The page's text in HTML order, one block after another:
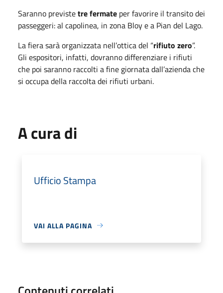
Saranno previstetre fermate per favorire il transito dei
passeggeri: al capolinea, in zona Bloy e a Pian del Lago.
La fiera sarà organizzata nell’ottica del “rifiuto zero”.
Gli espositori, infatti, dovranno differenziare i rifiuti
che poi saranno raccolti a fine giornata dall’azienda che
si occupa della raccolta dei rifiuti urbani.
A cura di
Ufficio Stampa
VAI ALLA PAGINA